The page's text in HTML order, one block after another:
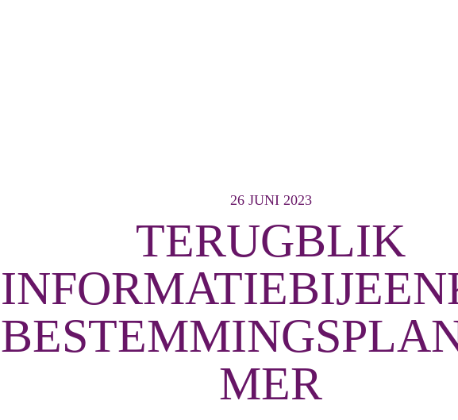
26 JUNI 2023
TERUGBLIK
MER